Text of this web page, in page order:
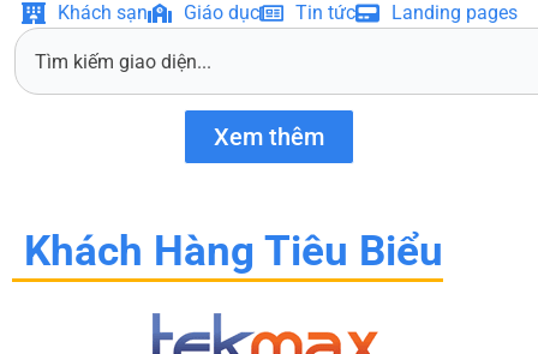
Khách sạn
Giáo dục Tin tức Landing pages
S
Xem thêm
Khách Hàng Tiêu Biểu